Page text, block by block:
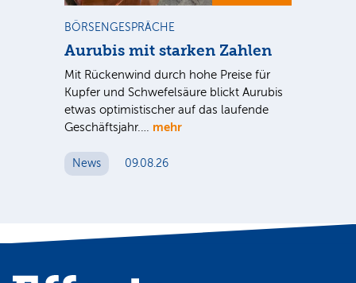
BÖRSENGESPRÄCHE
Aurubis mit starken Zahlen
Mit Rückenwind durch hohe Preise für
Kupfer und Schwefelsäure blickt Aurubis
etwas optimistischer auf das laufende
Geschäftsjahr.… mehr
News 09.08.26